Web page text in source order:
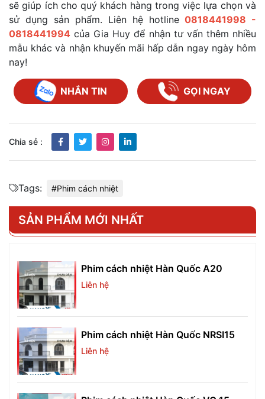
sẽ giúp ích cho quý khách hàng trong việc lựa chọn và
sử dụng sản phẩm. Liên hệ hotline 0818441998 -
0818441994 của Gia Huy để nhận tư vấn thêm nhiều
mẫu khác và nhận khuyến mãi hấp dẫn ngay ngày hôm
nay!
NHẮN TIN GỌI NGAY
Chia sẻ :
Tags: #Phim cách nhiệt
SẢN PHẨM MỚI NHẤT
Phim cách nhiệt Hàn Quốc A20
Liên hệ
Phim cách nhiệt Hàn Quốc NRSI15
Liên hệ